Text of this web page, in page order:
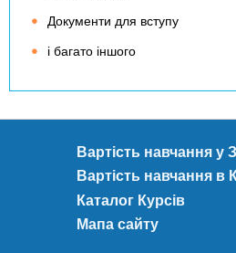
Документи для вступу
і багато іншого
Вартість навчання
Вартість навчання в
Каталог Курсів
Мапа сайту